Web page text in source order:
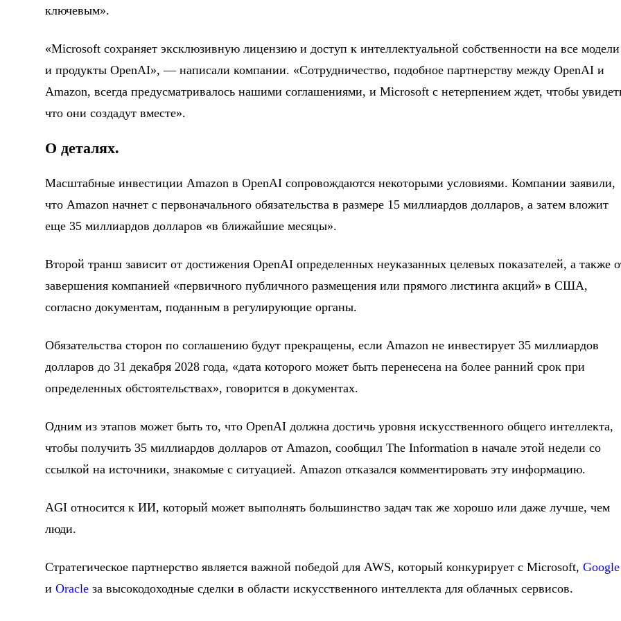
ключевым».
«Microsoft сохраняет эксклюзивную лицензию и доступ к интеллектуальной собственности на все модели
и продукты OpenAI», — написали компании. «Сотрудничество, подобное партнерству между OpenAI и
Amazon, всегда предусматривалось нашими соглашениями, и Microsoft с нетерпением ждет, чтобы
что они создадут вместе».
О деталях.
Масштабные инвестиции Amazon в OpenAI сопровождаются некоторыми условиями. Компании заявили,
что Amazon начнет с первоначального обязательства в размере 15 миллиардов долларов, а затем вложит
еще 35 миллиардов долларов «в ближайшие месяцы».
Второй транш зависит от достижения OpenAI определенных неуказанных целевых показателей, а также
завершения компанией «первичного публичного размещения или прямого листинга акций» в США,
согласно документам, поданным в регулирующие органы.
Обязательства сторон по соглашению будут прекращены, если Amazon не инвестирует 35 миллиардов
долларов до 31 декабря 2028 года, «дата которого может быть перенесена на более ранний срок при
определенных обстоятельствах», говорится в документах.
Одним из этапов может быть то, что OpenAI должна достичь уровня искусственного общего интеллекта,
чтобы получить 35 миллиардов долларов от Amazon, сообщил The Information в начале этой недели со
ссылкой на источники, знакомые с ситуацией. Amazon отказался комментировать эту информацию.
AGI относится к ИИ, который может выполнять большинство задач так же хорошо или даже лучше, чем
люди.
Стратегическое партнерство является важной победой для AWS, который конкурирует с Microsoft,Google
иOracle за высокодоходные сделки в области искусственного интеллекта для облачных сервисов.